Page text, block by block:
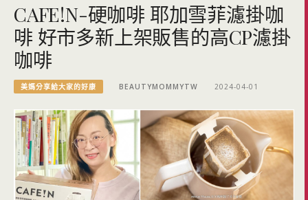
CAFE!N-硬咖啡 耶加雪菲濾掛咖
啡 好市多新上架販售的高CP濾掛
咖啡
美媽分享給大家的好康 BEAUTYMOMMYTW 2024-04-01